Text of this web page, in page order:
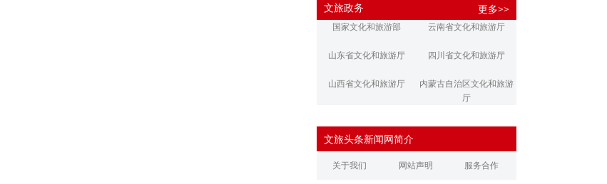
江南都市报 潇湘晨报
文旅政务 更多>>
国家文化和旅游部 云南省文化和旅游厅
山东省文化和旅游厅 四川省文化和旅游厅
山西省文化和旅游厅
内蒙古自治区文化和旅游
厅
浙江省文化和旅游厅
江西省文化和旅游厅 河南省文化和旅游厅
文旅头条新闻网简介
关于我们 网站声明 服务合作